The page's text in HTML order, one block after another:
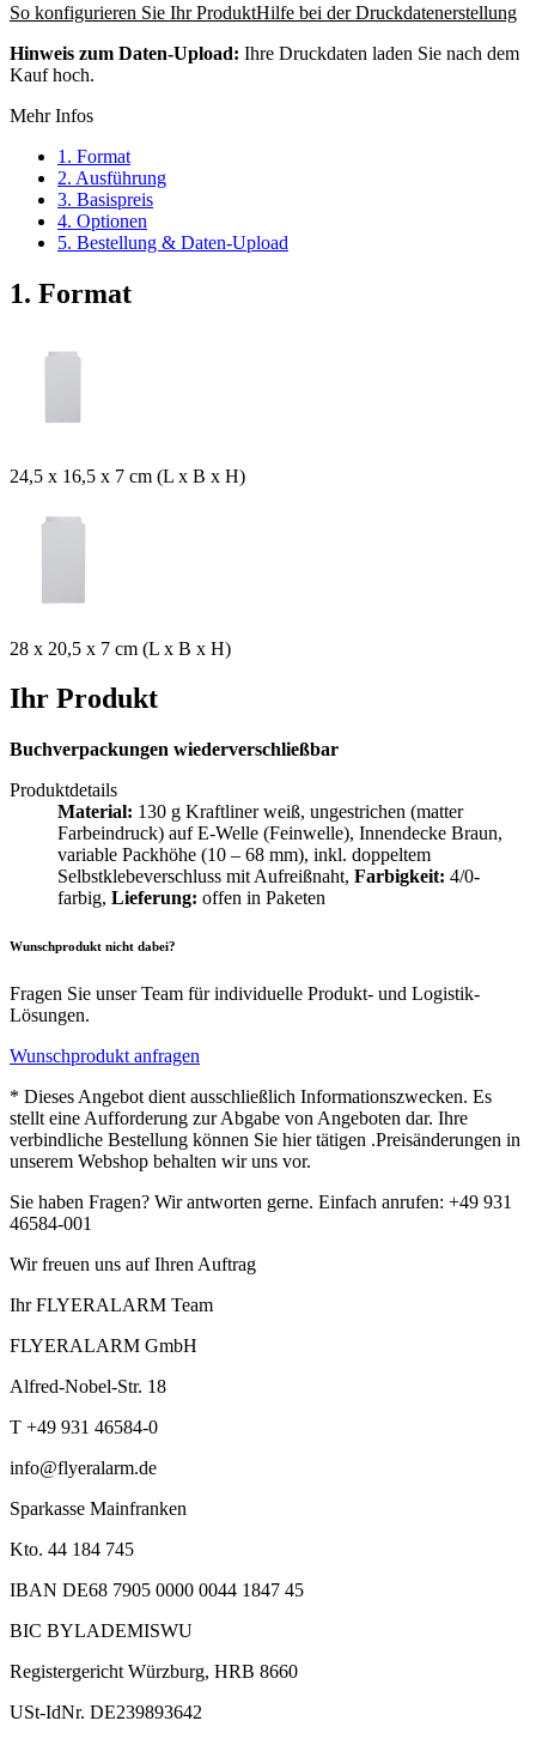
So konfigurieren Sie Ihr ProduktHilfe bei der Druckdatenerstellung
Hinweis zum Daten-Upload: Ihre Druckdaten laden Sie nach dem
Kauf hoch.
Mehr Infos
1. Format
2. Ausführung
3. Basispreis
4. Optionen
5. Bestellung & Daten-Upload
1. Format
24,5 x 16,5 x 7 cm (L x B x H)
28 x 20,5 x 7 cm (L x B x H)
Ihr Produkt
Buchverpackungen wiederverschließbar
Produktdetails
Material: 130 g Kraftliner weiß, ungestrichen (matter
Farbeindruck) auf E-Welle (Feinwelle), Innendecke Braun,
variable Packhöhe (10 – 68 mm), inkl. doppeltem
Selbstklebeverschluss mit Aufreißnaht, Farbigkeit: 4/0-
farbig, Lieferung: offen in Paketen
Wunschprodukt nicht dabei?
Fragen Sie unser Team für individuelle Produkt- und Logistik-
Lösungen.
Wunschprodukt anfragen
* Dieses Angebot dient ausschließlich Informationszwecken. Es
stellt eine Aufforderung zur Abgabe von Angeboten dar. Ihre
verbindliche Bestellung können Sie hier tätigen .Preisänderungen in
unserem Webshop behalten wir uns vor.
Sie haben Fragen? Wir antworten gerne. Einfach anrufen: +49 931
46584-001
Wir freuen uns auf Ihren Auftrag
Ihr FLYERALARM Team
FLYERALARM GmbH
Alfred-Nobel-Str. 18
T +49 931 46584-0
info@flyeralarm.de
Sparkasse Mainfranken
Kto. 44 184 745
IBAN DE68 7905 0000 0044 1847 45
BIC BYLADEMISWU
Registergericht Würzburg, HRB 8660
USt-IdNr. DE239893642